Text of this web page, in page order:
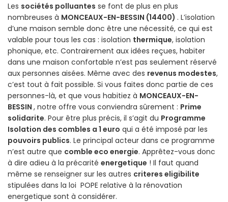
Les sociétés polluantes se font de plus en plus
nombreuses à MONCEAUX-EN-BESSIN (14400) . L’isolation
d’une maison semble donc être une nécessité, ce qui est
valable pour tous les cas : isolation thermique, isolation
phonique, etc. Contrairement aux idées reçues, habiter
dans une maison confortable n’est pas seulement réservé
aux personnes aisées. Même avec des revenus modestes,
c’est tout à fait possible. Si vous faites donc partie de ces
personnes-là, et que vous habitiez à MONCEAUX-EN-
BESSIN , notre offre vous conviendra sûrement : Prime
solidarite. Pour être plus précis, il s’agit du Programme
Isolation des combles a 1 euro qui a été imposé par les
pouvoirs publics. Le principal acteur dans ce programme
n’est autre que comble eco energie. Apprêtez-vous donc
à dire adieu à la précarité energetique ! Il faut quand
même se renseigner sur les autres criteres eligibilite
stipulées dans la loi POPE relative à la rénovation
energetique sont à considérer.